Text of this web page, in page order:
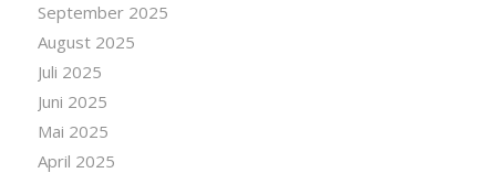
September 2025
August 2025
Juli 2025
Juni 2025
Mai 2025
April 2025